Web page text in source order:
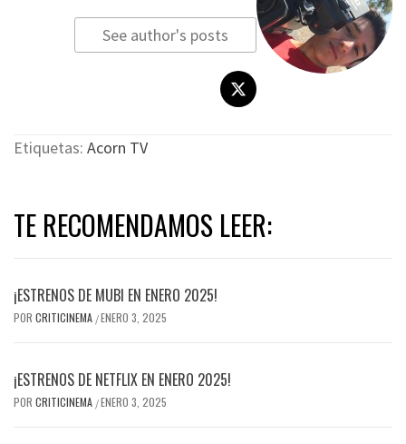
See author's posts
Etiquetas: Acorn TV
TE RECOMENDAMOS LEER:
¡ESTRENOS DE MUBI EN ENERO 2025!
POR CRITICINEMA /ENERO 3, 2025
¡ESTRENOS DE NETFLIX EN ENERO 2025!
POR CRITICINEMA /ENERO 3, 2025